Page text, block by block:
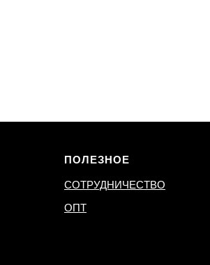
ПОЛЕЗНОЕ
СОТРУДНИЧЕСТВО
ОПТ